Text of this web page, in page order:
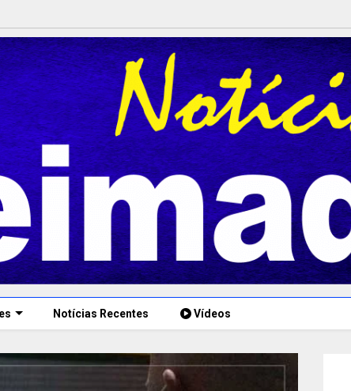
Notícias Recentes Vídeos